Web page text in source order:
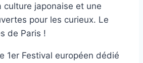
culture japonaise et une
pour les curieux. Le
de Paris !
1er Festival européen dédié